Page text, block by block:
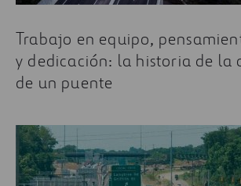
Trabajo en equipo,
y dedicación: la historia de la
de un puente